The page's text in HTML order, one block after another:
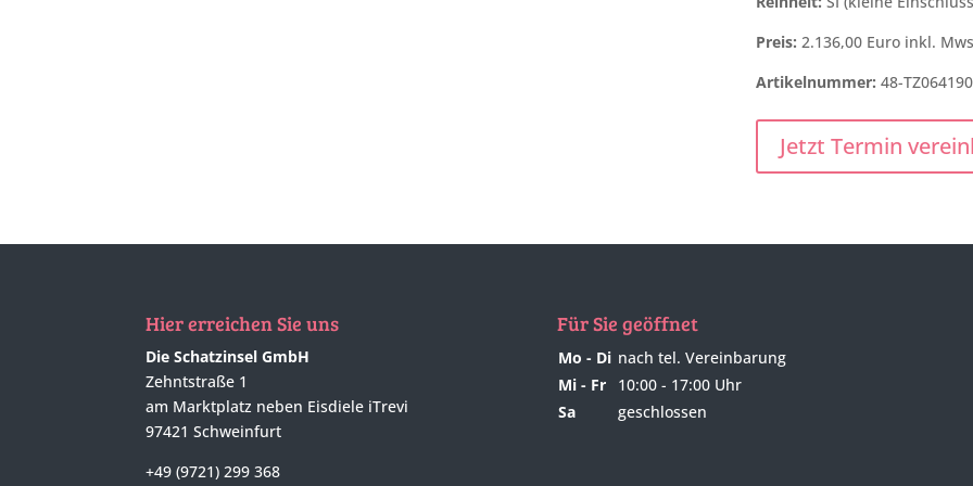
Preis: 2.136,00 Euro inkl.
Artikelnummer: 48-
Jetzt Termin
Hier erreichen Sie uns
Die Schatzinsel GmbH
Zehntstraße 1
am Marktplatz neben Eisdiele iTrevi
97421 Schweinfurt
+49 (9721) 299 368
Für Sie geöffnet
Mo - Di nach tel. Vereinbarung
Mi - Fr
10:00 - 17:00 Uhr
Sa
geschlossen